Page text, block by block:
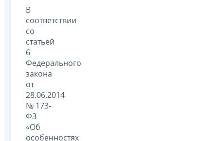
В
соответствии
со
статьей
6
Федерального
закона
от
28.06.2014
№ 173-
ФЗ
«Об
особенностях